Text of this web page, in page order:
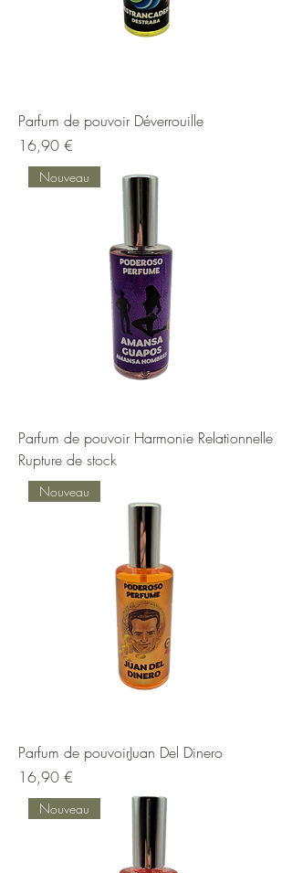
Parfum de pouvoir Déverrouille
Prix
16,90 €
Nouveau
Parfum de pouvoir Harmonie Relationnelle
Rupture de stock
Nouveau
Parfum de pouvoirJuan Del Dinero
Prix
16,90 €
Nouveau